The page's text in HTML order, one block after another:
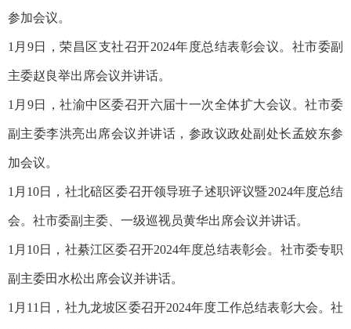
参加会议。
1月9日，荣昌区支社召开2024年度总结表彰会议。社市委副
主委赵良举出席会议并讲话。
1月9日，社渝中区委召开六届十一次全体扩大会议。社市委
副主委李洪亮出席会议并讲话，参政议政处副处长孟姣东参
加会议。
1月10日，社北碚区委召开领导班子述职评议暨2024年度总结
会。社市委副主委、一级巡视员黄华出席会议并讲话。
1月10日，社綦江区委召开2024年度总结表彰会。社市委专职
副主委田水松出席会议并讲话。
1月11日，社九龙坡区委召开2024年度工作总结表彰大会。社